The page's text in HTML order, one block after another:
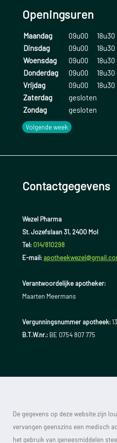
prikkelbaarheid;
neerslachtig, piekeren,
gevoel van falen,
nergens geen zin meer in
niet meer tot rust kunnen
aanhoudende vermoeidheid;
verminderde weerstand
hartkloppingen;
Gedrag
taken uitstellen,
nood aan slaap- en
Openingsuren
Maandag 09u00
18u30
Dinsdag
09u00
18u30
Woensdag
09u00
18u30
Donderdag
09u00
18u30
Vrijdag
09u00
18u30
Zaterdag
gesloten
Zondag
gesloten
Volgende week
Contactgegevens
Wezel Pharma
St. Jozefslaan 31, 2400 Mol
Tel: 014/810298
E-mail:
Verantwoordelijke apotheker:
Maarten Meermans
Vergunningsnummer apotheek:
B.T.W.nr.:BE 0754 807 775
De gegevens op deze website zijn
vervangen geenszins een medisch
het gebruik van geneesmiddelen